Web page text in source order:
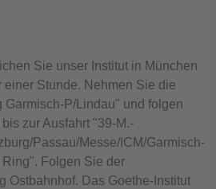
Sie unser Institut in München
einer Stunde. Nehmen Sie die
Garmisch-P/Lindau" und folgen
zur Ausfahrt "39-M.-
Passau/Messe/ICM/Garmisch-
Folgen Sie der
Ostbahnhof. Das Goethe-Institut